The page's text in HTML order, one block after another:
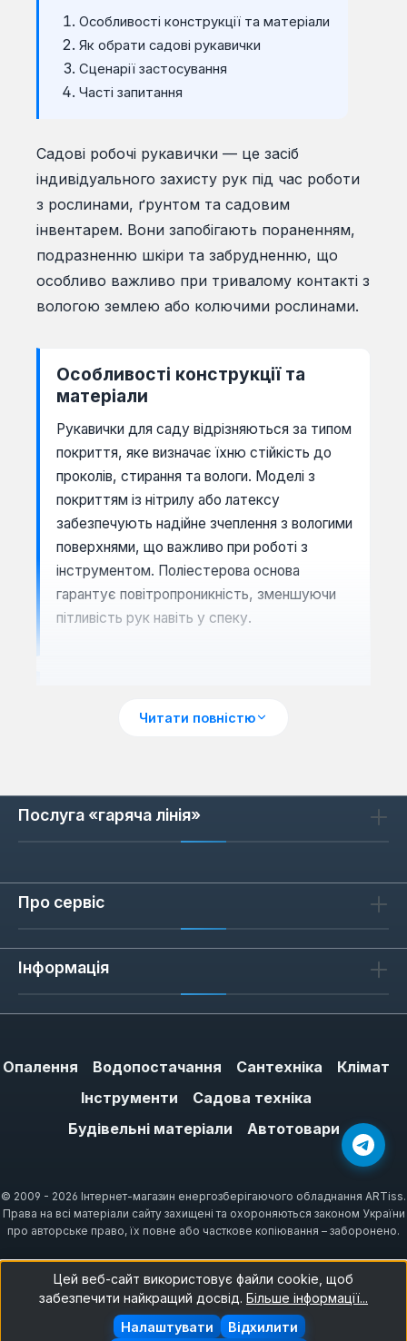
Особливості конструкції та матеріали
Як обрати садові рукавички
Сценарії застосування
Часті запитання
Садові робочі рукавички — це засіб
індивідуального захисту рук під час роботи
з рослинами, ґрунтом та садовим
інвентарем. Вони запобігають пораненням,
подразненню шкіри та забрудненню, що
особливо важливо при тривалому контакті з
вологою землею або колючими рослинами.
Особливості конструкції та
матеріали
Рукавички для саду відрізняються за типом
покриття, яке визначає їхню стійкість до
проколів, стирання та вологи. Моделі з
покриттям із нітрилу або латексу
забезпечують надійне зчеплення з вологими
поверхнями, що важливо при роботі з
інструментом. Поліестерова основа
гарантує повітропроникність, зменшуючи
пітливість рук навіть у спеку.
покриття впливає на довговічність —
нітрилове покриття витримує до 500 циклів
тертя за EN 388, тоді як латексне
робіт (садіння розсади, прополювання). Для
рукавички з водовідштовхувальним
покриттям — вони запобігають мацерації
шкіри. При обрізці кущів або роботі з
тривалого носіння (понад 2 години)
обирайте моделі з бавовняною підкладкою,
подразнення.
Читати повністю
Послуга «гаряча лінія»
Про сервіс
Інформація
Опалення Водопостачання Сантехніка
Клімат
Інструменти
Садова техніка
Будівельні матеріали
Автотовари
© 2009 - 2026 Інтернет-магазин енергозберігаючого обладнання ARTiss.
Права на всі матеріали сайту захищені та охороняються законом України
про авторське право, їх повне або часткове копіювання – заборонено.
Цей веб-сайт використовує файли cookie, щоб
забезпечити найкращий досвід. Більше інформації...
Відхилити
Налаштувати